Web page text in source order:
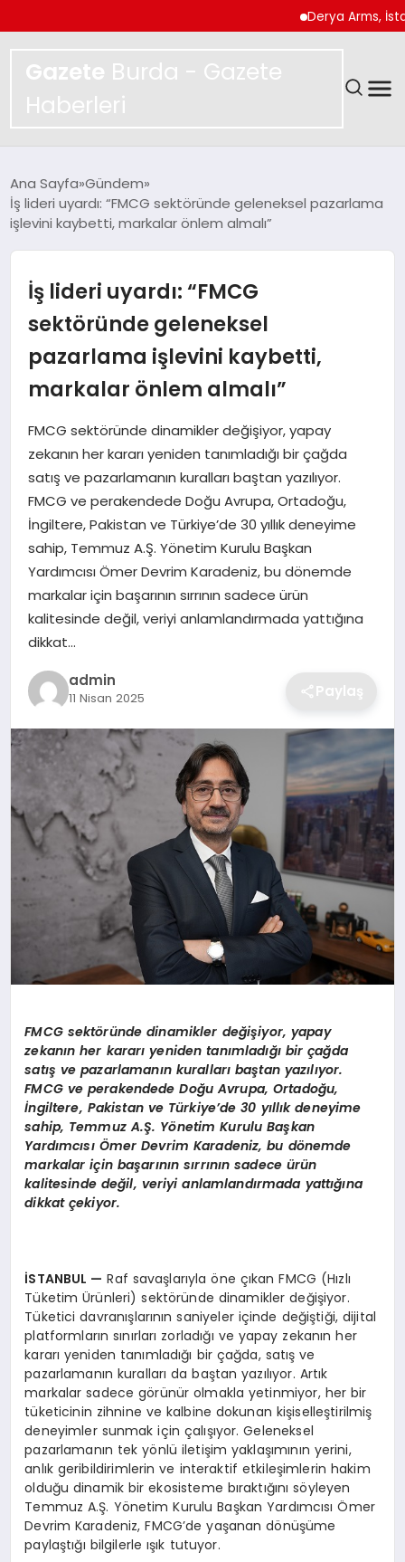
Derya Arms, İstanbul
Gazete Burda - Gazete
Haberleri
SPOR
YAŞAM
EKONOMI
SAĞLIK
EĞITIM
DÜNYA
SIYASET
Ana Sayfa Gündem
İş lideri uyardı: “FMCG sektöründe geleneksel pazarlama
işlevini kaybetti, markalar önlem almalı”
İş lideri uyardı: “FMCG
sektöründe geleneksel
pazarlama işlevini kaybetti,
markalar önlem almalı”
FMCG sektöründe dinamikler değişiyor, yapay
zekanın her kararı yeniden tanımladığı bir çağda
satış ve pazarlamanın kuralları baştan yazılıyor.
FMCG ve perakendede Doğu Avrupa, Ortadoğu,
İngiltere, Pakistan ve Türkiye’de 30 yıllık deneyime
sahip, Temmuz A.Ş. Yönetim Kurulu Başkan
Yardımcısı Ömer Devrim Karadeniz, bu dönemde
markalar için başarının sırrının sadece ürün
kalitesinde değil, veriyi anlamlandırmada yattığına
dikkat…
admin
11 Nisan 2025 Paylaş
FMCG sektöründe dinamikler değişiyor, yapay
zekanın her kararı yeniden tanımladığı bir çağda
satış ve pazarlamanın kuralları baştan yazılıyor.
FMCG ve perakendede Doğu Avrupa, Ortadoğu,
İngiltere, Pakistan ve Türkiye’de 30 yıllık deneyime
sahip, Temmuz A.Ş. Yönetim Kurulu Başkan
Yardımcısı Ömer Devrim Karadeniz, bu dönemde
markalar için başarının sırrının sadece ürün
kalitesinde değil, veriyi anlamlandırmada yattığına
dikkat çekiyor.
İSTANBUL — Raf savaşlarıyla öne çıkan FMCG (Hızlı
Tüketim Ürünleri) sektöründe dinamikler değişiyor.
Tüketici davranışlarının saniyeler içinde değiştiği, dijital
platformların sınırları zorladığı ve yapay zekanın her
kararı yeniden tanımladığı bir çağda, satış ve
pazarlamanın kuralları da baştan yazılıyor. Artık
markalar sadece görünür olmakla yetinmiyor, her bir
tüketicinin zihnine ve kalbine dokunan kişiselleştirilmiş
deneyimler sunmak için çalışıyor. Geleneksel
pazarlamanın tek yönlü iletişim yaklaşımının yerini,
anlık geribildirimlerin ve interaktif etkileşimlerin hakim
olduğu dinamik bir ekosisteme bıraktığını söyleyen
Temmuz A.Ş. Yönetim Kurulu Başkan Yardımcısı Ömer
Devrim Karadeniz, FMCG’de yaşanan dönüşüme
paylaştığı bilgilerle ışık tutuyor.